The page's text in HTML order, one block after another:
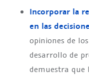
Incorporar la
en las
opiniones de
desarrollo de
demuestra que